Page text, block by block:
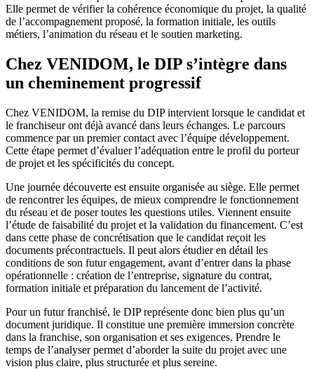
Elle permet de vérifier la cohérence économique du projet, la qualité
de l’accompagnement proposé, la formation initiale, les outils
métiers, l’animation du réseau et le soutien marketing.
Chez VENIDOM, le DIP s’intègre dans
un cheminement progressif
Chez VENIDOM, la remise du DIP intervient lorsque le candidat et
le franchiseur ont déjà avancé dans leurs échanges. Le parcours
commence par un premier contact avec l’équipe développement.
Cette étape permet d’évaluer l’adéquation entre le profil du porteur
de projet et les spécificités du concept.
Une journée découverte est ensuite organisée au siège. Elle permet
de rencontrer les équipes, de mieux comprendre le fonctionnement
du réseau et de poser toutes les questions utiles. Viennent ensuite
l’étude de faisabilité du projet et la validation du financement. C’est
dans cette phase de concrétisation que le candidat reçoit les
documents précontractuels. Il peut alors étudier en détail les
conditions de son futur engagement, avant d’entrer dans la phase
opérationnelle : création de l’entreprise, signature du contrat,
formation initiale et préparation du lancement de l’activité.
Pour un futur franchisé, le DIP représente donc bien plus qu’un
document juridique. Il constitue une première immersion concrète
dans la franchise, son organisation et ses exigences. Prendre le
temps de l’analyser permet d’aborder la suite du projet avec une
vision plus claire, plus structurée et plus sereine.